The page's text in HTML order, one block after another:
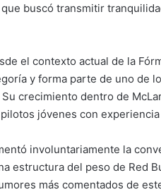
buscó transmitir
el contexto actual de la
y forma parte de uno de
crecimiento dentro de
jóvenes con
involuntariamente la
estructura del peso de Red
más comentados de